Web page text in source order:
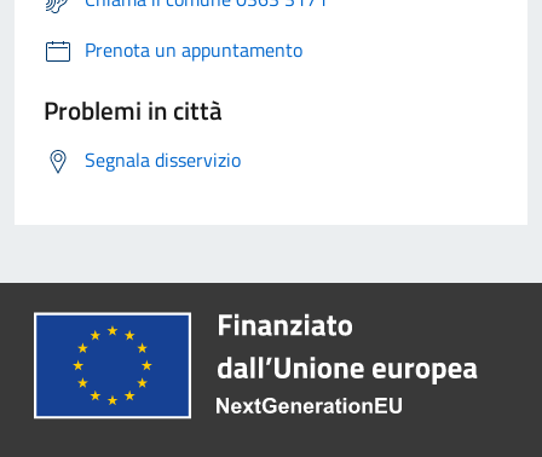
Prenota un appuntamento
Problemi in città
Segnala disservizio